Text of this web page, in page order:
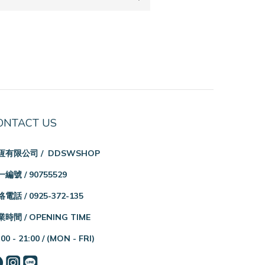
US
有限公司 / DDSWSHOP
編號 / 90755529
電話 / 0925-372-135
時間 / OPENING TIME
- 21:00 / (MON - FRI)